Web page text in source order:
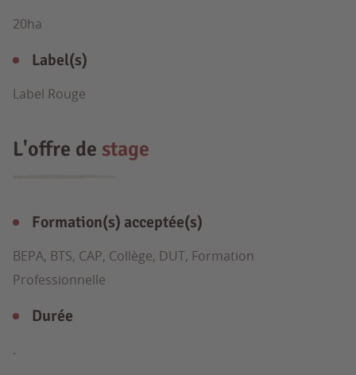
20ha
Label(s)
Label Rouge
L'offre de stage
Formation(s) acceptée(s)
BEPA, BTS, CAP, Collège, DUT, Formation
Professionnelle
Durée
.